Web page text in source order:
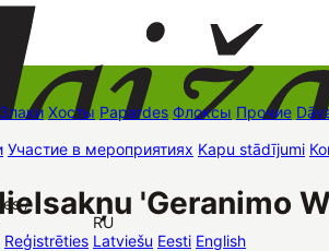
/
Reģistrēties
RU
Latviešu Eesti English
Злаки Хосты Papardes Флоксы Прочие
Участие в мероприятиях Kapu stādījumi
'Geranimo